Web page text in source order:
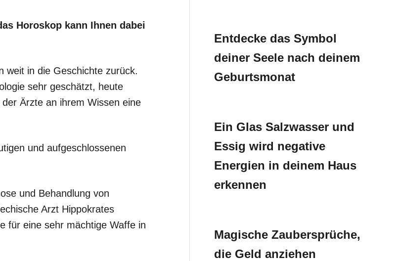
Horoskop kann Ihnen dabei
weit in die Geschichte zurück.
sehr geschätzt, heute
Ärzte an ihrem Wissen eine
und aufgeschlossenen
und Behandlung von
Arzt Hippokrates
für eine sehr mächtige Waffe in
Entdecke das Symbol
deiner Seele nach deinem
Geburtsmonat
Ein Glas Salzwasser und
Essig wird negative
Energien in deinem Haus
erkennen
Magische Zaubersprüche,
die Geld anziehen